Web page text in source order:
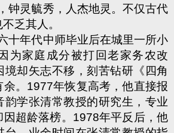
钟灵毓秀，人杰地灵。不仅古代
乏其人。
十年代中师毕业后在城里一所小
为家庭成分被打回老家务农改
境却矢志不移，刻苦钻研《四角
。 1977年恢复高考，他直接报
韵学张清常教授的研究生，专业
超龄落榜。 1978年平反后，他